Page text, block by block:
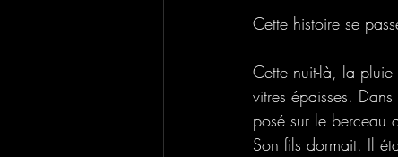
Cette histoire se
Cette nuit-là, la pluie
vitres épaisses.
posé sur le berceau
Son fils dormait. Il